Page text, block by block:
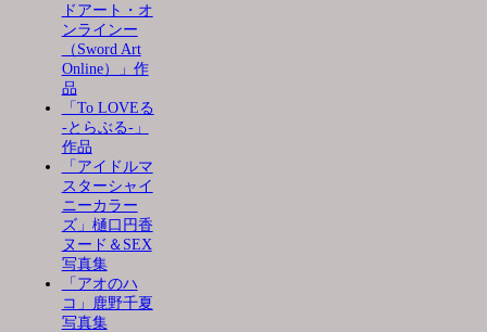
ドアート・オ
ンラインー
（Sword Art
Online）」作
品
「To LOVEる
-とらぶる-」
作品
「アイドルマ
スターシャイ
ニーカラー
ズ」樋口円香
ヌード＆SEX
写真集
「アオのハ
コ」鹿野千夏
写真集